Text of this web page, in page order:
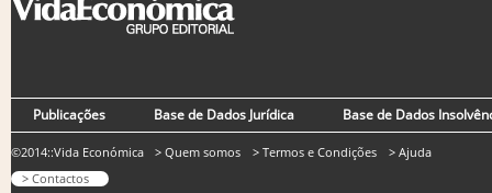
Publicações Base de Dados Jurídica Base de Dados
©2014::Vida Económica
> Contactos
> Quem somos > Termos e Condições > Ajuda